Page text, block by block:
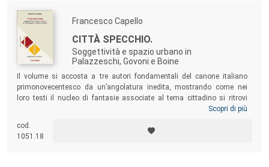
Francesco Capello
CITTÀ SPECCHIO.
Soggettività e spazio urbano in
Palazzeschi, Govoni e Boine
Il volume si accosta a tre autori fondamentali del canone italiano
primonovecentesco da un’angolatura inedita, mostrando come nei
loro testi il nucleo di fantasie associate al tema cittadino si ritrovi
operante anche nel rapportarsi del soggetto ad altri oggetti
entra in rapporto, ma anche e soprattutto di quella costellazione di
forme relazionali che è la soggettività stessa.
Scopri di più
cod.
1051.18